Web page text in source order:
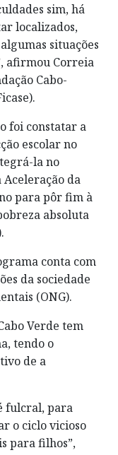
sim, há
localizados,
situações
afirmou Correia
Cabo-
foi constatar a
escolar no
la no
da
para pôr fim à
absoluta
conta com
da sociedade
(ONG).
Verde tem
tendo o
de a
fulcral, para
o ciclo vicioso
para filhos”,